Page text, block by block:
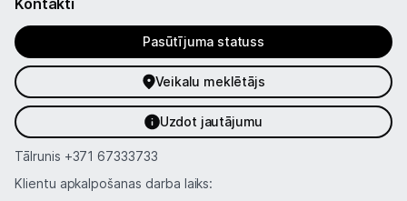
Pasūtījuma statuss
Veikalu meklētājs
Uzdot jautājumu
Tālrunis +371 67333733
Klientu apkalpošanas darba laiks: